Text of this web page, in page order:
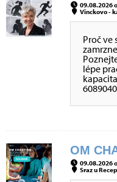
09.08.2026
Vinckovo -
Proč ve
lépe
OM
09.08.2026
Sraz u